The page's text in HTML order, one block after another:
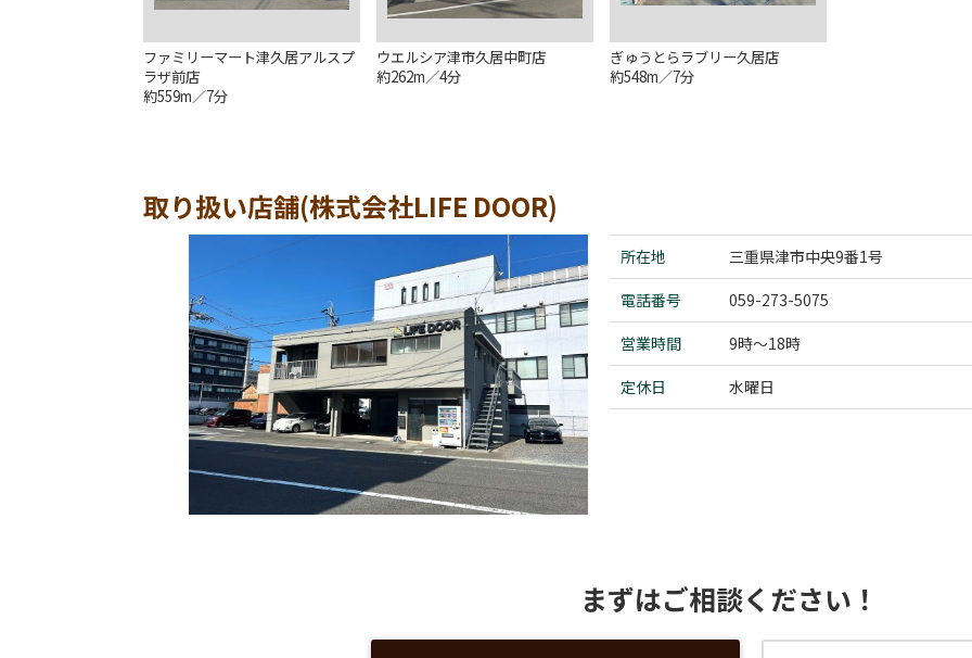
ファミリーマート津久居アルスプ
ラザ前店
約559m／7分
ウエルシア津市久居中町店
約262m／4分
ぎゅうとらラブリー久居店
約548m／7分
取り扱い店舗(株式会社LIFE DOOR)
所在地
三重県津市中央9番1号
電話番号
059-273-5075
営業時間
9時～18時
定休日
水曜日
まずはご相談ください！